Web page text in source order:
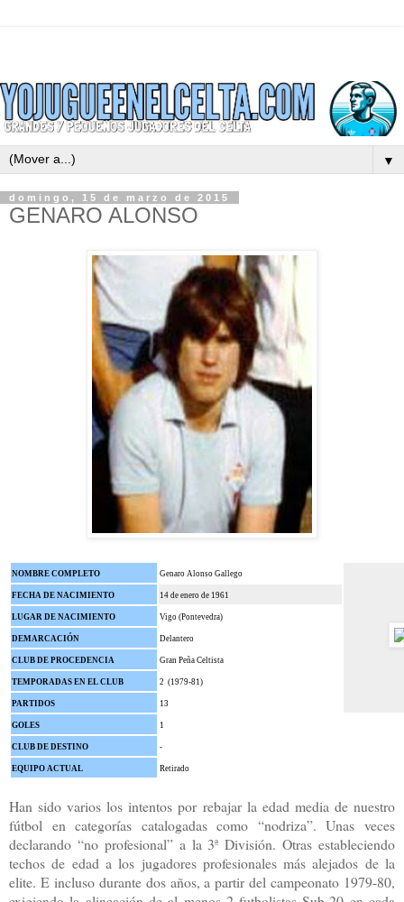
▼
domingo, 15 de marzo de 2015
GENARO ALONSO
NOMBRE COMPLETO Genaro Alonso Gallego
FECHA DE NACIMIENTO 14 de enero de 1961
LUGAR DE NACIMIENTO Vigo (Pontevedra)
DEMARCACIÓN Delantero
CLUB DE PROCEDENCIA Gran Peña Celtista
TEMPORADAS EN EL CLUB 2 (1979-81)
PARTIDOS 13
GOLES 1
CLUB DE DESTINO -
EQUIPO ACTUAL Retirado
Han sido varios los intentos por rebajar la edad media de nuestro
fútbol en categorías catalogadas como “nodriza”. Unas veces
declarando “no profesional” a la 3ª División. Otras estableciendo
techos de edad a los jugadores profesionales más alejados de la
elite. E incluso durante dos años, a partir del campeonato 1979-80,